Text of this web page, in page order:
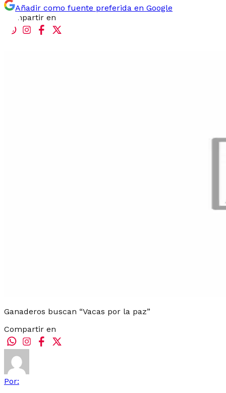
Añadir como fuente preferida en Google
Compartir en
Ganaderos buscan “Vacas por la paz”
Compartir en
Por: